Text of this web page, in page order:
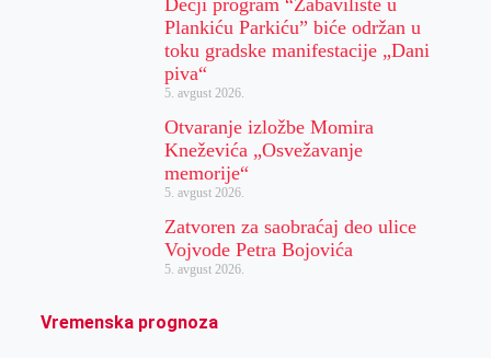
Plankiću Parkiću” biće održan u
toku gradske manifestacije „Dani
piva“
5. avgust 2026.
Otvaranje izložbe Momira
Kneževića „Osvežavanje
memorije“
5. avgust 2026.
Zatvoren za saobraćaj deo ulice
Vojvode Petra Bojovića
5. avgust 2026.
Vremenska prognoza